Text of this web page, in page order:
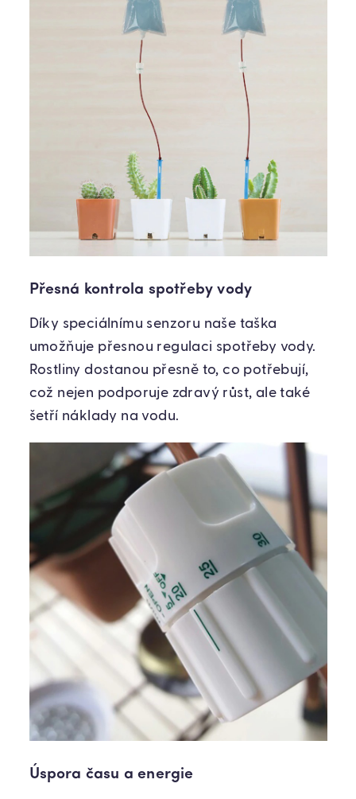
Přesná kontrola spotřeby vody
Díky speciálnímu senzoru naše taška
umožňuje přesnou regulaci spotřeby vody.
Rostliny dostanou přesně to, co potřebují,
což nejen podporuje zdravý růst, ale také
šetří náklady na vodu.
Úspora času a energie